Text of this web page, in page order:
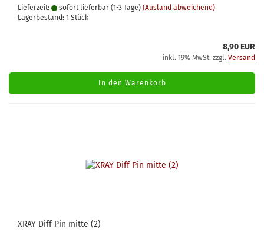
Lieferzeit: sofort lieferbar (1-3 Tage) (Ausland abweichend)
Lagerbestand: 1 Stück
8,90 EUR
inkl. 19% MwSt. zzgl. Versand
In den Warenkorb
XRAY Diff Pin mitte (2)